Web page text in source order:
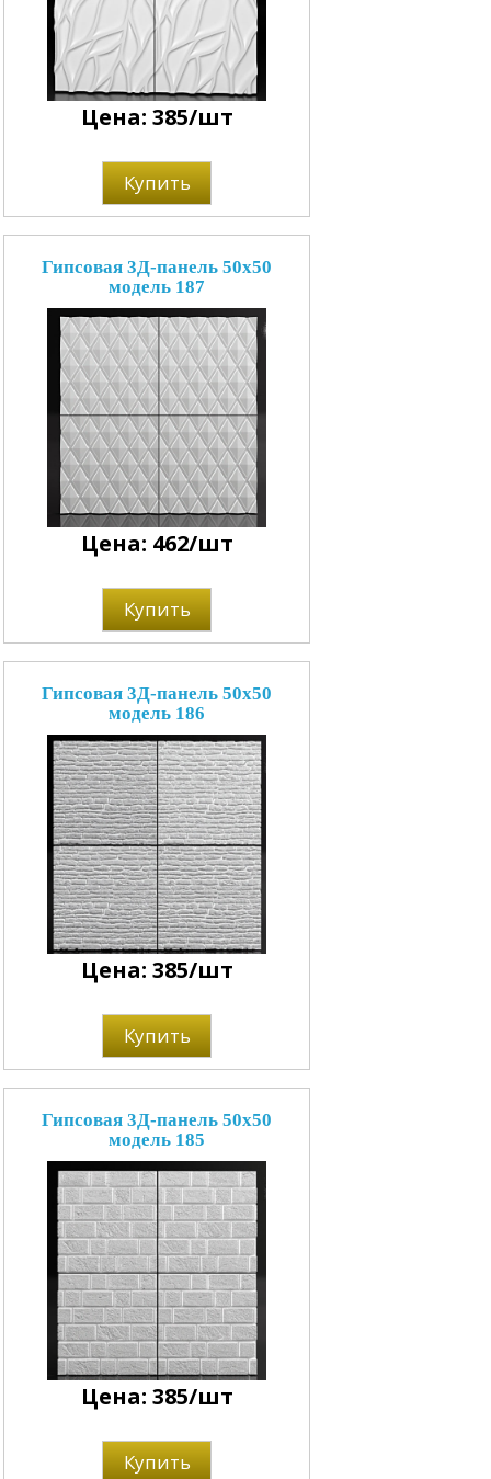
Цена: 385/шт
Купить
Гипсовая 3Д-панель 50x50
модель 187
Цена: 462/шт
Купить
Гипсовая 3Д-панель 50x50
модель 186
Цена: 385/шт
Купить
Гипсовая 3Д-панель 50x50
модель 185
Цена: 385/шт
Купить